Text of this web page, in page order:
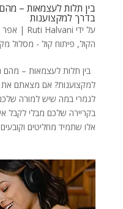
בין תלות לעצמאות –
בדרך למקצוענות
על ידי Ruti Halvani
| אפר 15, 2021
הקול, פיתוח קול - מסלול
בין תלות לעצמאות – מהם
למקצוענות? אם מצאתם
לגמרי במה שיש למורה
בקריירה שלכם מבלי לקבל
אלו שתמיד מחליטים